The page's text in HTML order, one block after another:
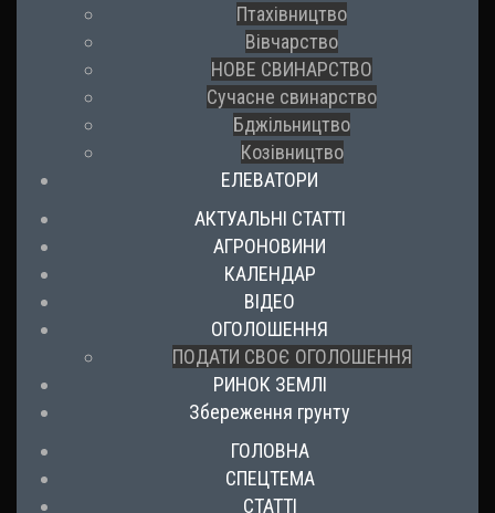
Птахівництво
Вівчарство
НОВЕ СВИНАРСТВО
Сучасне свинарство
Бджільництво
Козівництво
ЕЛЕВАТОРИ
АКТУАЛЬНІ СТАТТІ
АГРОНОВИНИ
КАЛЕНДАР
ВІДЕО
ОГОЛОШЕННЯ
ПОДАТИ СВОЄ ОГОЛОШЕННЯ
РИНОК ЗЕМЛІ
Збереження грунту
ГОЛОВНА
СПЕЦТЕМА
СТАТТІ